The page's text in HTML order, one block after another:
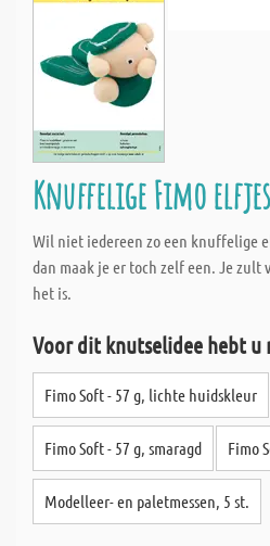
Knuffelige Fimo
Wil niet iedereen zo een knuffelige
dan maak je er toch zelf een. Je
het is.
Voor dit knutselidee hebt u
Fimo Soft - 57 g, lichte huidskleur
Fimo Soft - 57 g, smaragd Fimo
Modelleer- en paletmessen, 5 st.